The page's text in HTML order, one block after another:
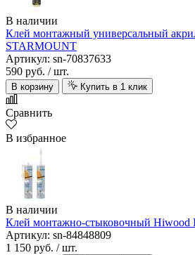
В наличии
Клей монтажный универсальный
STARMOUNT
Артикул: sn-70837633
590 руб. / шт.
В корзину Купить в 1 клик
Сравнить
В избранное
В наличии
Клей монтажно-стыковочный Hiwood
Артикул: sn-84848809
1 150 руб. / шт.